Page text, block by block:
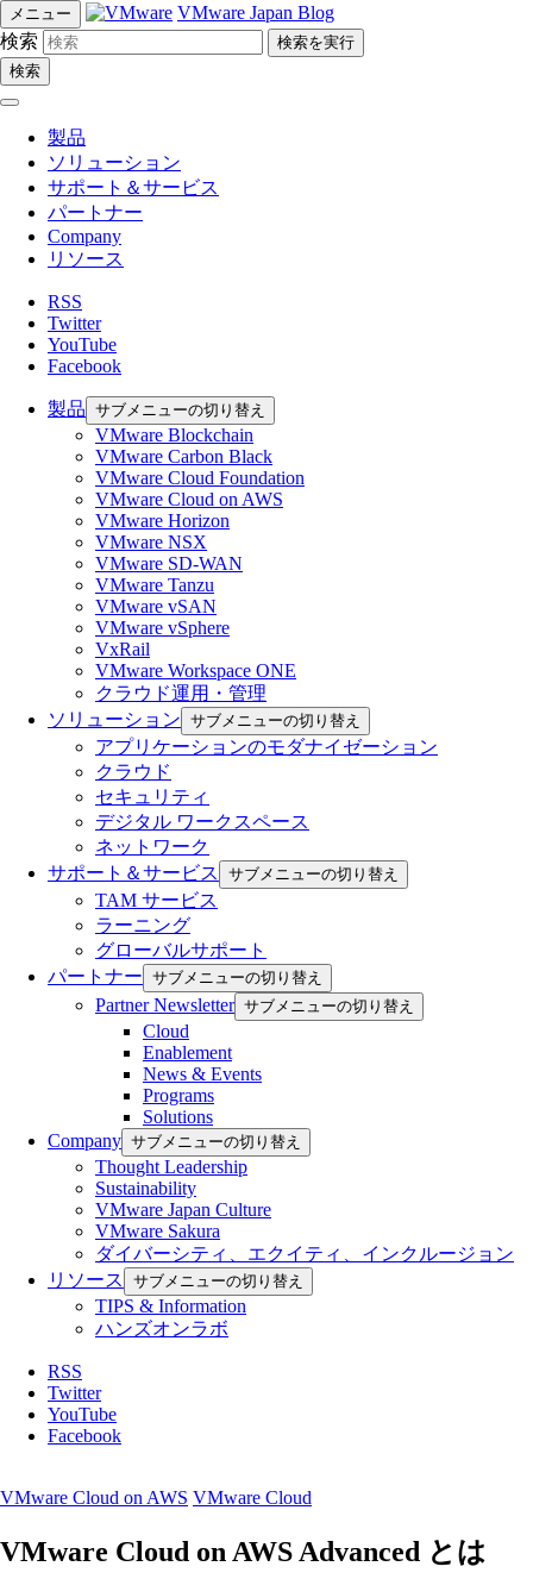
メニュー
VMware Japan Blog
検索
検索
製品
ソリューション
サポート＆サービス
パートナー
Company
リソース
RSS
Twitter
YouTube
Facebook
製品 サブメニューの切り替え
VMware Blockchain
VMware Carbon Black
VMware Cloud Foundation
VMware Cloud on AWS
VMware Horizon
VMware NSX
VMware SD-WAN
VMware Tanzu
VMware vSAN
VMware vSphere
VxRail
VMware Workspace ONE
クラウド運用・管理
ソリューション サブメニューの切り替え
アプリケーションのモダナイゼーション
クラウド
セキュリティ
デジタル ワークスペース
ネットワーク
サポート＆サービス
サブメニューの切り替え
TAM サービス
ラーニング
グローバルサポート
パートナー サブメニューの切り替え
Partner Newsletter サブメニューの切り替え
Cloud
Enablement
News & Events
Programs
Solutions
Company サブメニューの切り替え
Thought Leadership
Sustainability
VMware Japan Culture
VMware Sakura
ダイバーシティ、エクイティ、インクルージョン
リソース
サブメニューの切り替え
TIPS & Information
ハンズオンラボ
RSS
Twitter
YouTube
Facebook
VMware Cloud on AWS VMware Cloud
VMware Cloud on AWS Advanced とは